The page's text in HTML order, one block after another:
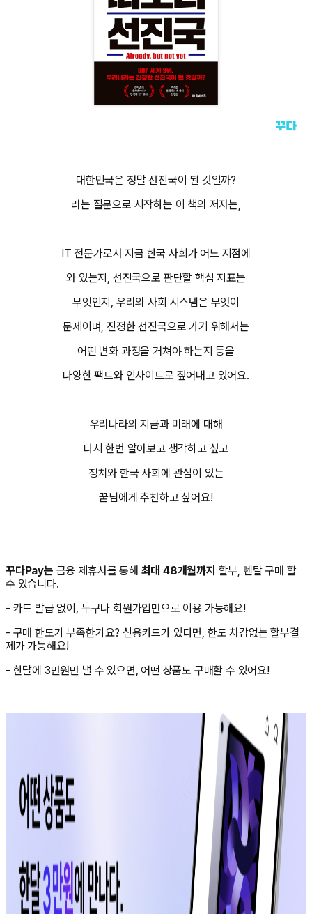
대한민국은 정말 선진국이 된 것일까?
라는 질문으로 시작하는 이 책의 저자는,
IT 전문가로서 지금 한국 사회가 어느 지점에
와 있는지, 선진국으로 판단할 핵심 지표는
무엇인지, 우리의 사회 시스템은 무엇이
문제이며, 진정한 선진국으로 가기 위해서는
어떤 변화 과정을 거쳐야 하는지 등을
다양한 팩트와 인사이트로 짚어내고 있어요.
우리나라의 지금과 미래에 대해
다시 한번 알아보고 생각하고 싶고
정치와 한국 사회에 관심이 있는
꾿님에게 추천하고 싶어요!
꾸다Pay는 금융 제휴사를 통해 최대 48개월까지 할부, 렌탈 구매 할
수 있습니다.
- 카드 발급 없이, 누구나 회원가입만으로 이용 가능해요!
- 구매 한도가 부족한가요? 신용카드가 있다면, 한도 차감없는 할부결
제가 가능해요!
- 한달에 3만원만 낼 수 있으면, 어떤 상품도 구매할 수 있어요!